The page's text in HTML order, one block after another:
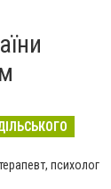
психолог